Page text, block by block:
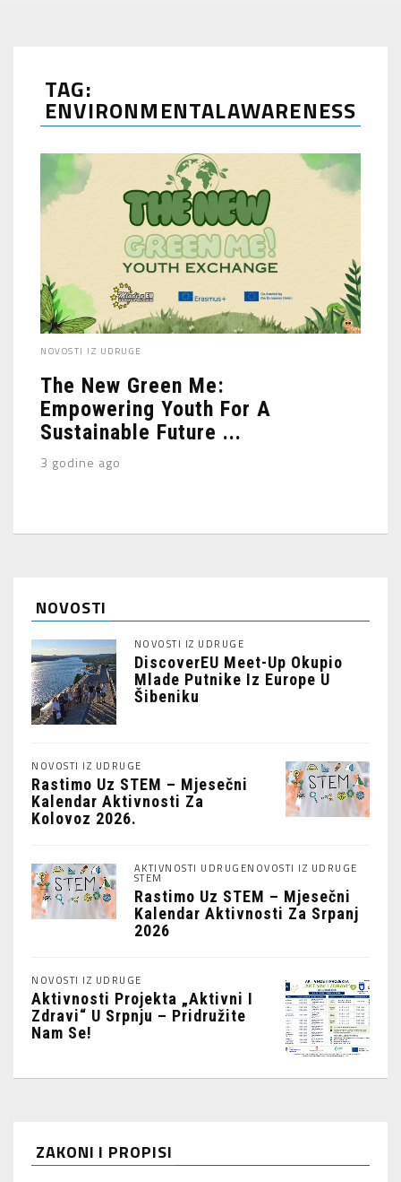
TAG:
ENVIRONMENTALAWARENESS
NOVOSTI IZ UDRUGE
The New Green Me:
Empowering Youth For A
Sustainable Future ...
3 godine ago
NOVOSTI
NOVOSTI IZ UDRUGE
DiscoverEU Meet-Up Okupio
Mlade Putnike Iz Europe U
Šibeniku
NOVOSTI IZ UDRUGE
Rastimo Uz STEM – Mjesečni
Kalendar Aktivnosti Za
Kolovoz 2026.
AKTIVNOSTI UDRUGENOVOSTI IZ UDRUGE
STEM
Rastimo Uz STEM – Mjesečni
Kalendar Aktivnosti Za Srpanj
2026
NOVOSTI IZ UDRUGE
Aktivnosti Projekta „Aktivni I
Zdravi“ U Srpnju – Pridružite
Nam Se!
ZAKONI I PROPISI